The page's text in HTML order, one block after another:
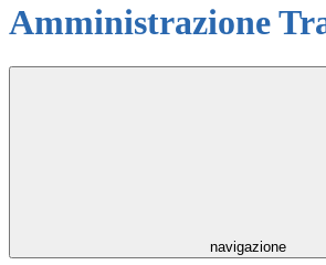
Amministrazione
navigazione